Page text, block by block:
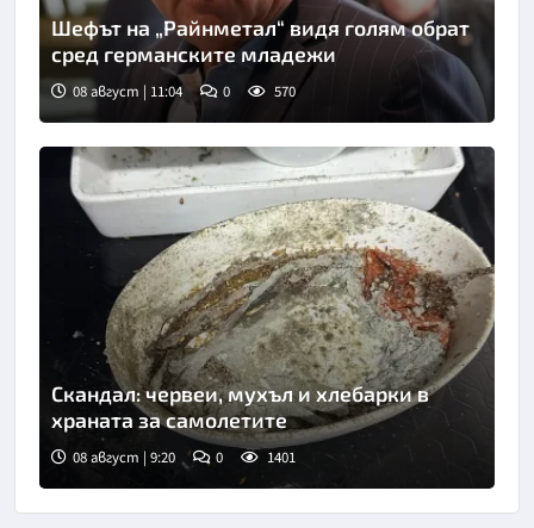
Снимка: ДПА
Шефът на „Райнметал“ видя голям обрат
сред германските младежи
08 август | 11:04 0 570
Скандал: червеи, мухъл и хлебарки в
храната за самолетите
08 август | 9:20 0 1401